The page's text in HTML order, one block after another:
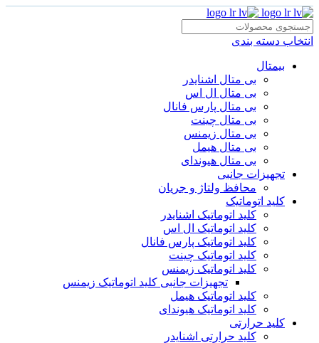
انتخاب دسته بندی
بیمتال
بی متال اشنایدر
بی متال ال اس
بی متال پارس فانال
بی متال چینت
بی متال زیمنس
بی متال هیمل
بی متال هیوندای
تجهیزات جانبی
محافظ ولتاژ و‌ جریان
کلید اتوماتیک
کلید اتوماتیک اشنایدر
کلید اتوماتیک ال اس
کلید اتوماتیک پارس فانال
کلید اتوماتیک چینت
کلید اتوماتیک زیمنس
تجهیزات جانبی کلید اتوماتیک زیمنس
کلید اتوماتیک هیمل
کلید اتوماتیک هیوندای
کلید حرارتی
کلید حرارتی اشنایدر